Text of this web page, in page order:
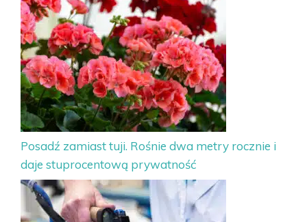
Posadź zamiast tuji. Rośnie dwa metry rocznie i
daje stuprocentową prywatność